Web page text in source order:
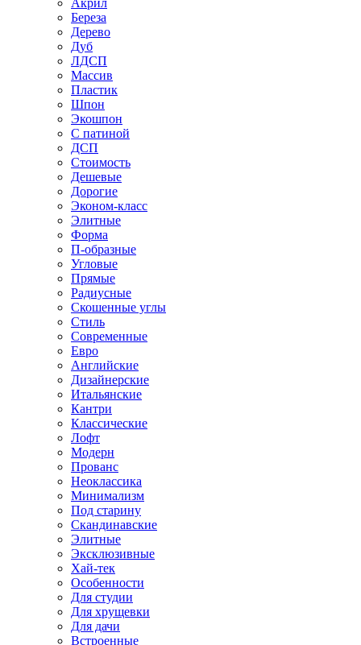
Акрил
Береза
Дерево
Дуб
ЛДСП
Массив
Пластик
Шпон
Экошпон
С патиной
ДСП
Стоимость
Дешевые
Дорогие
Эконом-класс
Элитные
Форма
П-образные
Угловые
Прямые
Радиусные
Скошенные углы
Стиль
Современные
Евро
Английские
Дизайнерские
Итальянские
Кантри
Классические
Лофт
Модерн
Прованс
Неоклассика
Минимализм
Под старину
Скандинавские
Элитные
Эксклюзивные
Хай-тек
Особенности
Для студии
Для хрущевки
Для дачи
Встроенные